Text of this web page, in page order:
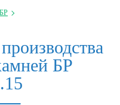
БР